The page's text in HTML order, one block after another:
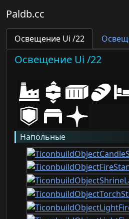
Paldb.cc
Освещение Ui /22
Освещение Ui /22
Напольные